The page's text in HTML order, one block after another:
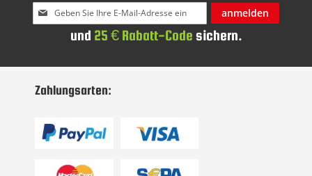
Melden
Sie
an:
anmelden
und 25 € Rabatt-Code sichern.
Zahlungsarten: